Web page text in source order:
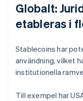
Globalt:
etableras i
Stablecoins har
användning, vilket
institutionella
Till exempel har